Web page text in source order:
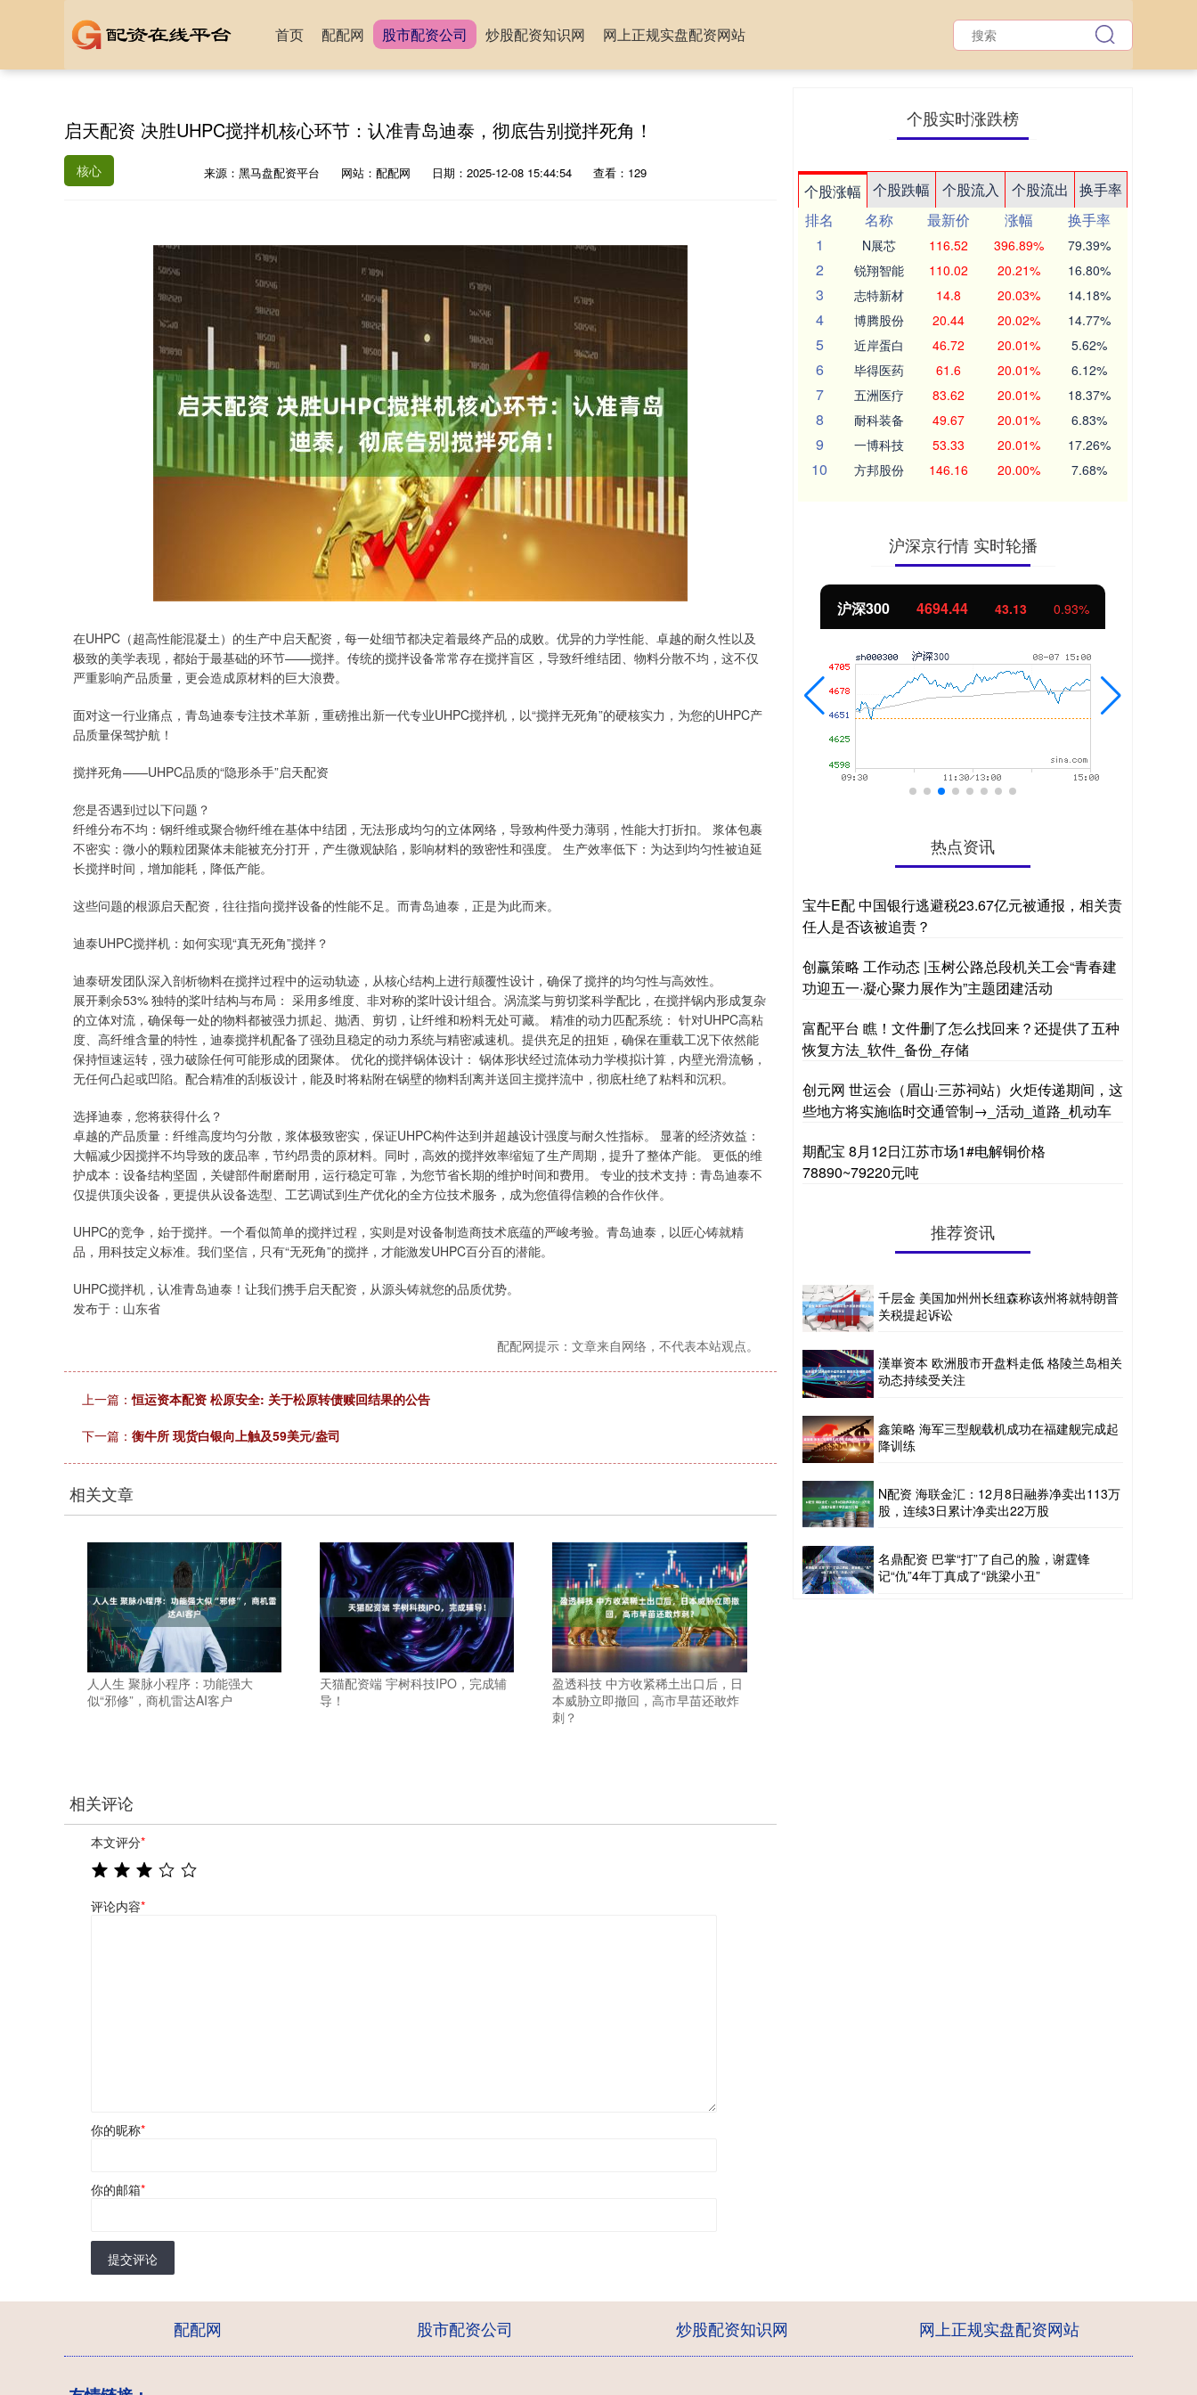
首页 配配网 股市配资公司 炒股配资知识网 网上正规实盘配资网站
启天配资 决胜UHPC搅拌机核心环节：认准青岛迪泰，彻底告别搅拌死角！
核心 来源：黑马盘配资平台 网站：配配网 日期：2025-12-08 15:44:54 查看：129
在UHPC（超高性能混凝土）的生产中启天配资，每一处细节都决定着最终产品的成败。优异的力学性能、卓越的耐久性以及
极致的美学表现，都始于最基础的环节——搅拌。传统的搅拌设备常常存在搅拌盲区，导致纤维结团、物料分散不均，这不仅
严重影响产品质量，更会造成原材料的巨大浪费。
面对这一行业痛点，青岛迪泰专注技术革新，重磅推出新一代专业UHPC搅拌机，以“搅拌无死角”的硬核实力，为您的UHPC产
品质量保驾护航！
搅拌死角——UHPC品质的“隐形杀手”启天配资
您是否遇到过以下问题？
纤维分布不均：钢纤维或聚合物纤维在基体中结团，无法形成均匀的立体网络，导致构件受力薄弱，性能大打折扣。 浆体包裹
不密实：微小的颗粒团聚体未能被充分打开，产生微观缺陷，影响材料的致密性和强度。 生产效率低下：为达到均匀性被迫延
长搅拌时间，增加能耗，降低产能。
这些问题的根源启天配资，往往指向搅拌设备的性能不足。而青岛迪泰，正是为此而来。
迪泰UHPC搅拌机：如何实现“真无死角”搅拌？
迪泰研发团队深入剖析物料在搅拌过程中的运动轨迹，从核心结构上进行颠覆性设计，确保了搅拌的均匀性与高效性。
展开剩余53% 独特的桨叶结构与布局： 采用多维度、非对称的桨叶设计组合。涡流桨与剪切桨科学配比，在搅拌锅内形成复杂
的立体对流，确保每一处的物料都被强力抓起、抛洒、剪切，让纤维和粉料无处可藏。 精准的动力匹配系统： 针对UHPC高粘
度、高纤维含量的特性，迪泰搅拌机配备了强劲且稳定的动力系统与精密减速机。提供充足的扭矩，确保在重载工况下依然能
保持恒速运转，强力破除任何可能形成的团聚体。 优化的搅拌锅体设计： 锅体形状经过流体动力学模拟计算，内壁光滑流畅，
无任何凸起或凹陷。配合精准的刮板设计，能及时将粘附在锅壁的物料刮离并送回主搅拌流中，彻底杜绝了粘料和沉积。
选择迪泰，您将获得什么？
卓越的产品质量：纤维高度均匀分散，浆体极致密实，保证UHPC构件达到并超越设计强度与耐久性指标。 显著的经济效益：
大幅减少因搅拌不均导致的废品率，节约昂贵的原材料。同时，高效的搅拌效率缩短了生产周期，提升了整体产能。 更低的维
护成本：设备结构坚固，关键部件耐磨耐用，运行稳定可靠，为您节省长期的维护时间和费用。 专业的技术支持：青岛迪泰不
仅提供顶尖设备，更提供从设备选型、工艺调试到生产优化的全方位技术服务，成为您值得信赖的合作伙伴。
UHPC的竞争，始于搅拌。一个看似简单的搅拌过程，实则是对设备制造商技术底蕴的严峻考验。青岛迪泰，以匠心铸就精
品，用科技定义标准。我们坚信，只有“无死角”的搅拌，才能激发UHPC百分百的潜能。
UHPC搅拌机，认准青岛迪泰！让我们携手启天配资，从源头铸就您的品质优势。
发布于：山东省
配配网提示：文章来自网络，不代表本站观点。
上一篇：恒运资本配资 松原安全: 关于松原转债赎回结果的公告
下一篇： 衡牛所 现货白银向上触及59美元/盎司
相关文章
人人生 聚脉小程序：功能强大
似“邪修”，商机雷达AI客户
天猫配资端 宇树科技IPO，完成辅
导！
盈透科技 中方收紧稀土出口后，日
本威胁立即撤回，高市早苗还敢炸
刺？
相关评论
本文评分*
评论内容*
你的昵称*
你的邮箱*
提交评论
个股实时涨跌榜
个股涨幅 个股跌幅 个股流入 个股流出
换手率
排名
名称 最新价 涨幅
换手率
1
N展芯 116.52 396.89% 79.39%
2 锐翔智能 110.02 20.21% 16.80%
3 志特新材 14.8 20.03% 14.18%
4 博腾股份 20.44 20.02% 14.77%
5 近岸蛋白 46.72 20.01% 5.62%
6 毕得医药 61.6 20.01% 6.12%
7 五洲医疗 83.62 20.01% 18.37%
8 耐科装备 49.67 20.01% 6.83%
9 一博科技 53.33 20.01% 17.26%
10 方邦股份 146.16 20.00% 7.68%
沪深京行情 实时轮播
上证指数 3940.04 深证成指 14311.01 沪深300 4694.44 43.13 0.93%
热点资讯
宝牛E配 中国银行逃避税23.67亿元被通报，相关责
任人是否该被追责？
创赢策略 工作动态 |玉树公路总段机关工会“青春建
功迎五一·凝心聚力展作为”主题团建活动
富配平台 瞧！文件删了怎么找回来？还提供了五种
恢复方法_软件_备份_存储
创元网 世运会（眉山·三苏祠站）火炬传递期间，这
些地方将实施临时交通管制→_活动_道路_机动车
期配宝 8月12日江苏市场1#电解铜价格
78890~79220元吨
推荐资讯
千层金 美国加州州长纽森称该州将就特朗普
关税提起诉讼
漢崋资本 欧洲股市开盘料走低 格陵兰岛相关
动态持续受关注
鑫策略 海军三型舰载机成功在福建舰完成起
降训练
N配资 海联金汇：12月8日融券净卖出113万
股，连续3日累计净卖出22万股
名鼎配资 巴掌“打”了自己的脸，谢霆锋
记“仇”4年丁真成了“跳梁小丑”
配配网 股市配资公司 炒股配资知识网 网上正规实盘配资网站